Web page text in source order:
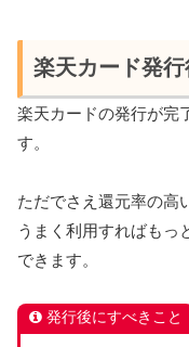
楽天カード発
楽天カードの発行が完
す。
ただでさえ還元率の高
うまく利用すればもっ
できます。
発行後にすべきこと